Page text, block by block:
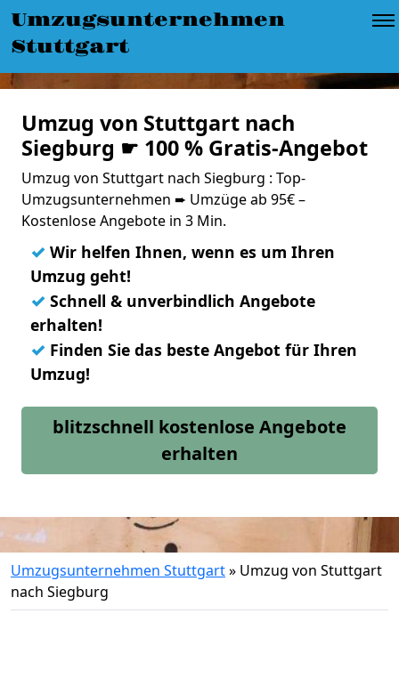
Umzugsunternehmen
Stuttgart
Umzug von Stuttgart nach
Siegburg ☛ 100 % Gratis-Angebot
Umzug von Stuttgart nach Siegburg : Top-
Umzugsunternehmen ➨ Umzüge ab 95€ –
Kostenlose Angebote in 3 Min.
✓ Wir helfen Ihnen, wenn es um Ihren
Umzug geht!
✓ Schnell & unverbindlich Angebote
erhalten!
✓ Finden Sie das beste Angebot für Ihren
Umzug!
blitzschnell kostenlose Angebote
erhalten
Umzugsunternehmen Stuttgart» Umzug von Stuttgart
nach Siegburg